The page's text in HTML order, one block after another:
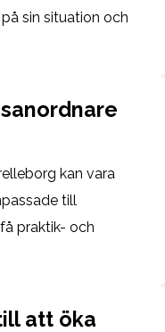
sin situation och
kan vara
till
praktik- och
att öka